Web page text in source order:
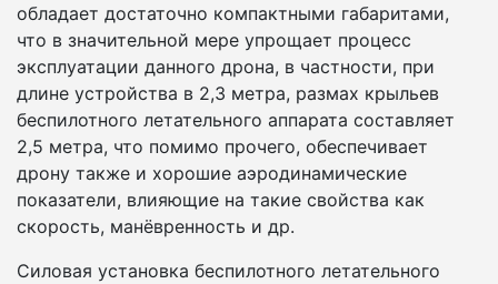
обладает достаточно компактными габаритами,
что в значительной мере упрощает процесс
эксплуатации данного дрона, в частности, при
длине устройства в 2,3 метра, размах крыльев
беспилотного летательного аппарата составляет
2,5 метра, что помимо прочего, обеспечивает
дрону также и хорошие аэродинамические
показатели, влияющие на такие свойства как
скорость, манёвренность и др.
Силовая установка беспилотного летательного